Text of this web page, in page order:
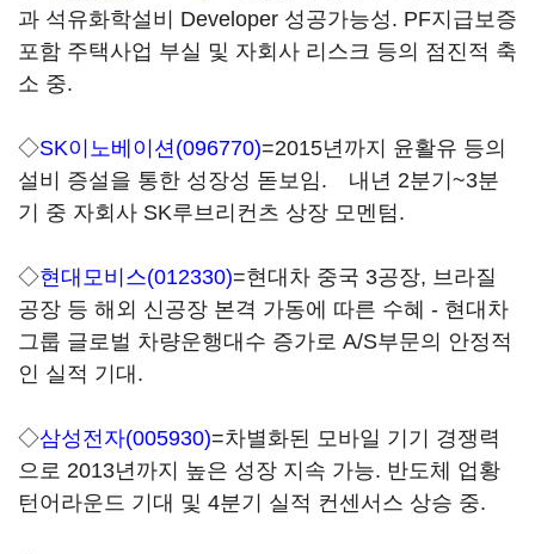
과 석유화학설비 Developer 성공가능성. PF지급보증
포함 주택사업 부실 및 자회사 리스크 등의 점진적 축
소 중.
◇SK이노베이션(096770)=2015년까지 윤활유 등의
설비 증설을 통한 성장성 돋보임. 내년 2분기~3분
기 중 자회사 SK루브리컨츠 상장 모멘텀.
◇현대모비스(012330)=현대차 중국 3공장, 브라질
공장 등 해외 신공장 본격 가동에 따른 수혜 - 현대차
그룹 글로벌 차량운행대수 증가로 A/S부문의 안정적
인 실적 기대.
◇삼성전자(005930)=차별화된 모바일 기기 경쟁력
으로 2013년까지 높은 성장 지속 가능. 반도체 업황
턴어라운드 기대 및 4분기 실적 컨센서스 상승 중.